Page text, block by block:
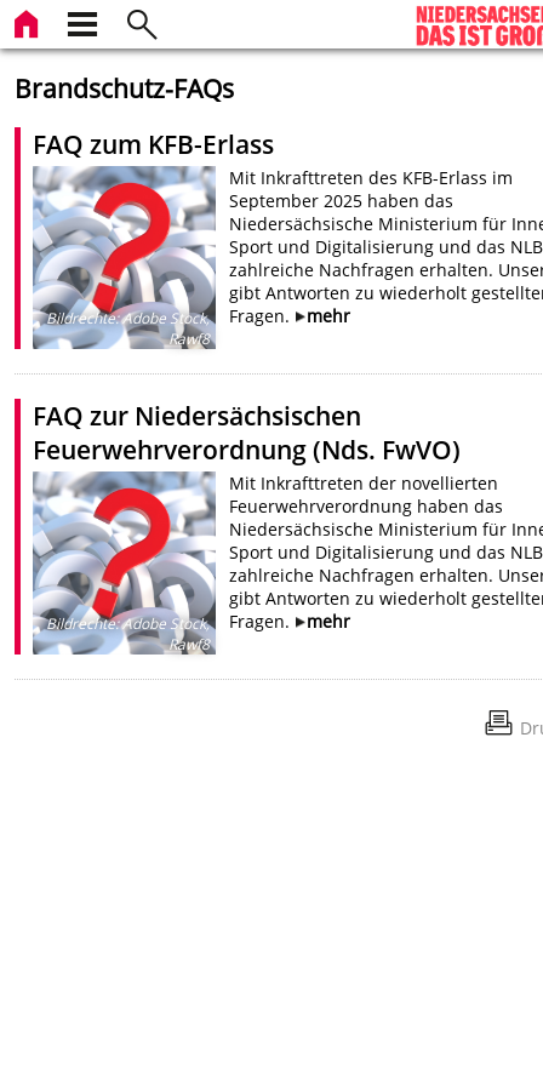
Brandschutz-FAQs
FAQ zum KFB-Erlass
Bildrechte:Adobe Stock,
Rawf8
Mit Inkrafttreten des KFB-Erlass im
September 2025 haben das
Niedersächsische Ministerium für
Sport und Digitalisierung und das
zahlreiche Nachfragen erhalten.
gibt Antworten zu wiederholt
Fragen.
mehr
FAQ zur Niedersächsischen
Feuerwehrverordnung (Nds. FwVO)
Bildrechte:Adobe Stock,
Rawf8
Mit Inkrafttreten der novellierten
Feuerwehrverordnung haben das
Niedersächsische Ministerium für
Sport und Digitalisierung und das
zahlreiche Nachfragen erhalten.
gibt Antworten zu wiederholt
Fragen.
mehr